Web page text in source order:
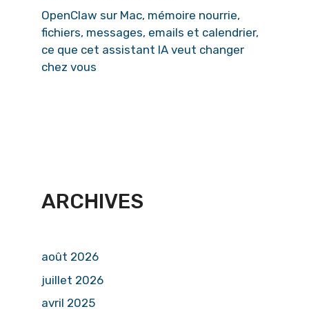
OpenClaw sur Mac, mémoire nourrie,
fichiers, messages, emails et calendrier,
ce que cet assistant IA veut changer
chez vous
ARCHIVES
août 2026
juillet 2026
avril 2025